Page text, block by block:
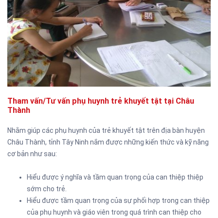
Tham vấn/Tư vấn phụ huynh trẻ khuyết tật tại Châu
Thành
Nhằm giúp các phụ huynh của trẻ khuyết tật trên địa bàn huyện
Châu Thành, tỉnh Tây Ninh nắm được những kiến thức và kỹ năng
cơ bản như sau:
Hiểu được ý nghĩa và tầm quan trọng của can thiệp thiệp
sớm cho trẻ.
Hiểu được tầm quan trọng của sự phối hợp trong can thiệp
của phụ huynh và giáo viên trong quá trình can thiệp cho